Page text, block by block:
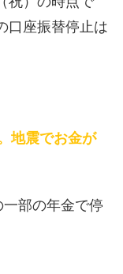
口座振替停止は
地震でお金が
部の年金で停